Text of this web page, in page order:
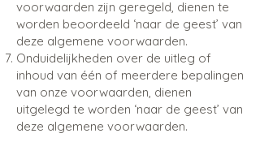
voorwaarden zijn geregeld, dienen te
worden beoordeeld ‘naar de geest’ van
deze algemene voorwaarden.
Onduidelijkheden over de uitleg of
inhoud van één of meerdere bepalingen
van onze voorwaarden, dienen
uitgelegd te worden ‘naar de geest’ van
deze algemene voorwaarden.